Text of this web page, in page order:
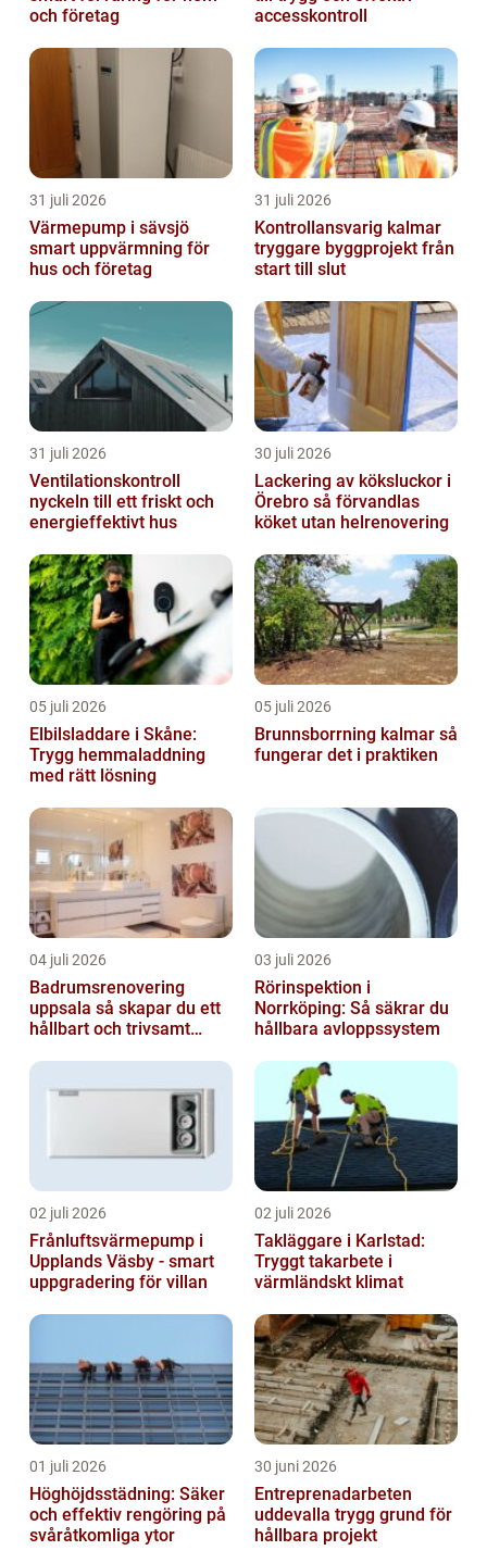
och företag
accesskontroll
31 juli 2026
Värmepump i sävsjö
smart uppvärmning för
hus och företag
31 juli 2026
Kontrollansvarig kalmar
tryggare byggprojekt från
start till slut
31 juli 2026
Ventilationskontroll
nyckeln till ett friskt och
energieffektivt hus
30 juli 2026
Lackering av köksluckor i
Örebro så förvandlas
köket utan helrenovering
05 juli 2026
Elbilsladdare i Skåne:
Trygg hemmaladdning
med rätt lösning
05 juli 2026
Brunnsborrning kalmar så
fungerar det i praktiken
04 juli 2026
Badrumsrenovering
uppsala så skapar du ett
hållbart och trivsamt
03 juli 2026
Rörinspektion i
Norrköping: Så säkrar du
hållbara avloppssystem
02 juli 2026
Frånluftsvärmepump i
Upplands Väsby - smart
uppgradering för villan
02 juli 2026
Takläggare i Karlstad:
Tryggt takarbete i
värmländskt klimat
01 juli 2026
Höghöjdsstädning: Säker
och effektiv rengöring på
svåråtkomliga ytor
30 juni 2026
Entreprenadarbeten
uddevalla trygg grund för
hållbara projekt